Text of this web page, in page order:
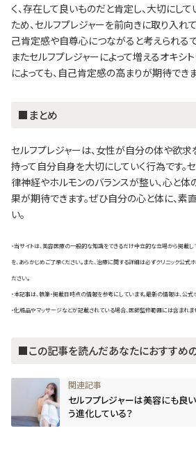
く、存在して良いものだと肯定し、大切にして
ため、セルフプレジャーを前向きに取り入れ
己肯定感や自尊心につながると考えられるで
またセルフプレジャーによって増えるオキシ
によっても、自己肯定感の高まりが期待できま
■まとめ
セルフプレジャーは、女性が自分の体や欲
持って自分自身を大切にしていく行為です。
律神経やホルモンのバランスが整い、心と
果が期待できます。ぜひ自分の心と体に、素
い。
・当サイトは、美容医療の一般的な知識をできるだけ中立的な立場から掲載し
を、あらかじめご了承ください。また、治療に関する詳細は必ずクリニック公
ださい。
・本記事は、執筆・掲載日時点の情報を参考にしています。最新の情報は、公式
・化粧品やマッサージなどが記載されている場合、医師監修範囲には含まれま
■この記事を読んだあなたにおすすめ
セルフプレジャーは美容にも良い
う進化している？